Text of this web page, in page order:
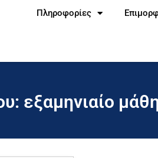
Πληροφορίες
εξαμηνιαίο